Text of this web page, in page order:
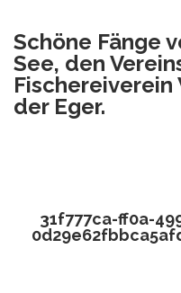
Schöne Fänge
See, den
der Eger.
31f777ca-ff0a-